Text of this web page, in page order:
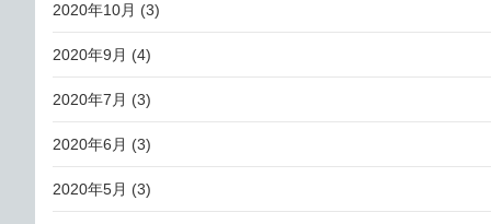
2020年10月 (3)
2020年9月 (4)
2020年7月 (3)
2020年6月 (3)
2020年5月 (3)